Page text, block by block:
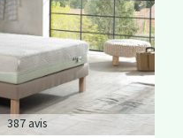
387 avis